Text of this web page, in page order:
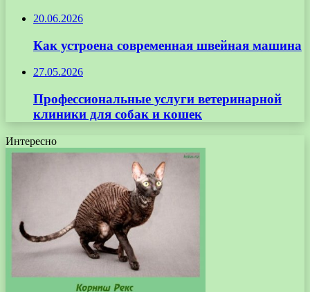
20.06.2026
Как устроена современная швейная машина
27.05.2026
Профессиональные услуги ветеринарной
клиники для собак и кошек
Интересно